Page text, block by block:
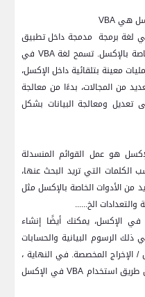
هيVBA
لغة برمجة مدمجة داخل تطبيق
بالإكسل. تسمح لغةVBA في
معينة بتلقائية داخل الإكسل،
من المجالات، بدءًا من معالجة
تعديل ومعالجة البيانات بشكل
هو عمل القوائم المنسدلة
الكلمات التي تريد البحث عنها،
من الأدوات الخاصة بالإكسل مثل
والتعدادات الخ......
في الإكسل، يمكنك أيضًا إنشاء
ذلك الرسوم البيانية والحسابات
/ الإخراج المخصصة. في النهاية ،
طريق استخدام VBA في الإكسل